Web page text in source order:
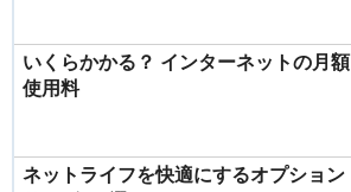
いくらかかる？ インターネットの月額
使用料
ネットライフを快適にするオプション